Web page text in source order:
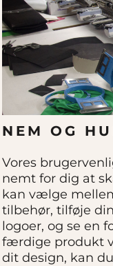
NEM OG
Vores
nemt for dig at
kan vælge
tilbehør, tilføje
logoer, og se en
færdige produkt
dit design, kan